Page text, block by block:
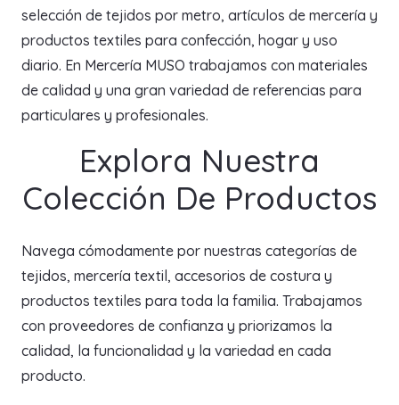
selección de tejidos por metro, artículos de mercería y
productos textiles para confección, hogar y uso
diario. En Mercería MUSO trabajamos con materiales
de calidad y una gran variedad de referencias para
particulares y profesionales.
Explora Nuestra
Colección De Productos
Navega cómodamente por nuestras categorías de
tejidos, mercería textil, accesorios de costura y
productos textiles para toda la familia. Trabajamos
con proveedores de confianza y priorizamos la
calidad, la funcionalidad y la variedad en cada
producto.